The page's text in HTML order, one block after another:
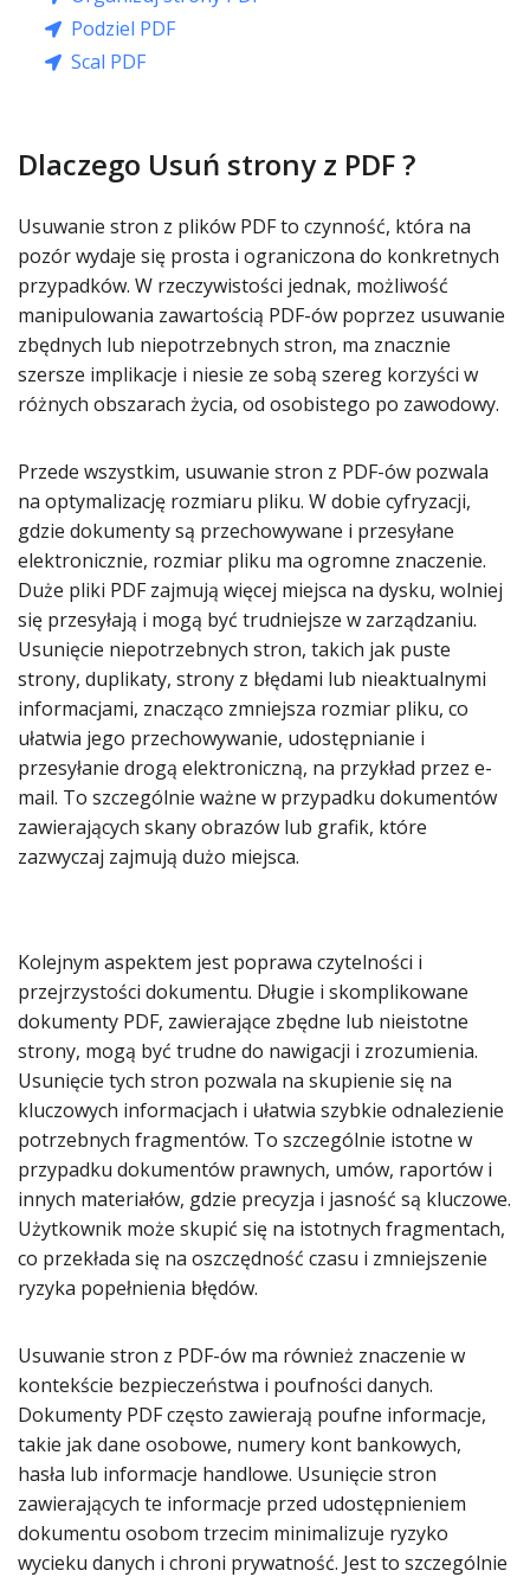
Podziel PDF
Scal PDF
Dlaczego Usuń strony z PDF ?
Usuwanie stron z plików PDF to czynność, która na
pozór wydaje się prosta i ograniczona do konkretnych
przypadków. W rzeczywistości jednak, możliwość
manipulowania zawartością PDF-ów poprzez usuwanie
zbędnych lub niepotrzebnych stron, ma znacznie
szersze implikacje i niesie ze sobą szereg korzyści w
różnych obszarach życia, od osobistego po zawodowy.
Przede wszystkim, usuwanie stron z PDF-ów pozwala
na optymalizację rozmiaru pliku. W dobie cyfryzacji,
gdzie dokumenty są przechowywane i przesyłane
elektronicznie, rozmiar pliku ma ogromne znaczenie.
Duże pliki PDF zajmują więcej miejsca na dysku, wolniej
się przesyłają i mogą być trudniejsze w zarządzaniu.
Usunięcie niepotrzebnych stron, takich jak puste
strony, duplikaty, strony z błędami lub nieaktualnymi
informacjami, znacząco zmniejsza rozmiar pliku, co
ułatwia jego przechowywanie, udostępnianie i
przesyłanie drogą elektroniczną, na przykład przez e-
mail. To szczególnie ważne w przypadku dokumentów
zawierających skany obrazów lub grafik, które
zazwyczaj zajmują dużo miejsca.
Kolejnym aspektem jest poprawa czytelności i
przejrzystości dokumentu. Długie i skomplikowane
dokumenty PDF, zawierające zbędne lub nieistotne
strony, mogą być trudne do nawigacji i zrozumienia.
Usunięcie tych stron pozwala na skupienie się na
kluczowych informacjach i ułatwia szybkie odnalezienie
potrzebnych fragmentów. To szczególnie istotne w
przypadku dokumentów prawnych, umów, raportów i
innych materiałów, gdzie precyzja i jasność są kluczowe.
Użytkownik może skupić się na istotnych fragmentach,
co przekłada się na oszczędność czasu i zmniejszenie
ryzyka popełnienia błędów.
Usuwanie stron z PDF-ów ma również znaczenie w
kontekście bezpieczeństwa i poufności danych.
Dokumenty PDF często zawierają poufne informacje,
takie jak dane osobowe, numery kont bankowych,
hasła lub informacje handlowe. Usunięcie stron
zawierających te informacje przed udostępnieniem
dokumentu osobom trzecim minimalizuje ryzyko
wycieku danych i chroni prywatność. Jest to szczególnie